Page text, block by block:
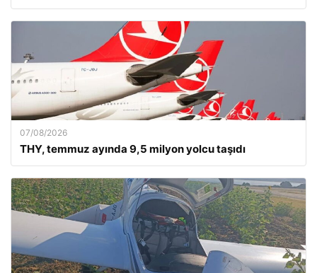
07/08/2026
THY, temmuz ayında 9,5 milyon yolcu taşıdı